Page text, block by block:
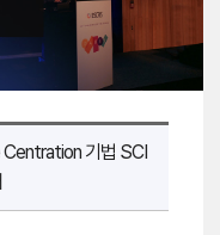
Centration 기법 SCI